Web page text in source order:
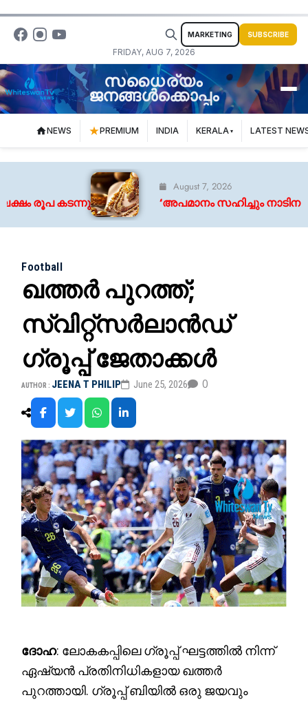
FRIDAY, AUG 7, 2026
MARKETING SUBSCRIBE
സധൈര്യം
ജനങ്ങൾക്കൊപ്പം
NEWS PREMIUM INDIA KERALA LATEST
രൂപ കടന്നു
August 7, 2026
‘അപമാനം സഹിച്ചും നാടിനായി
Football
ഖത്തർ പുറത്ത്;
സ്വിറ്റ്സർലാൻഡ്
ഗ്രൂപ്പ് ജേതാക്കൾ
AUTHOR : JEENA T PHILIP June 25, 2026 0
ദോഹ: ലോകകപ്പിലെ ഗ്രൂപ്പ് ഘട്ടത്തിൽ നിന്ന്
ഏഷ്യൻ പ്രതിനിധികളായ ഖത്തർ
പുറത്തായി. ഗ്രൂപ്പ് ബിയിൽ ഒരു ജയവും